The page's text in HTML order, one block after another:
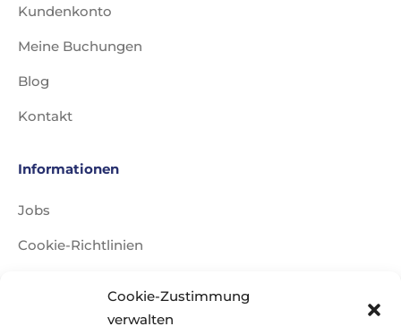
Cookie-Zustimmung
verwalten
Kundenkonto
Meine Buchungen
Blog
Kontakt
Informationen
Jobs
Cookie-Richtlinien
Datenschutzerklärung